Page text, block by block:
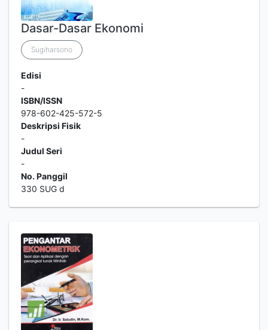
Dasar-Dasar Ekonomi
Sugiharsono
Edisi
-
ISBN/ISSN
978-602-425-572-5
Deskripsi Fisik
-
Judul Seri
-
No. Panggil
330 SUG d